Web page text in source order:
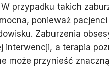
przypadku takich
ponieważ
Zaburzenia
interwencji, a terapia
może przynieść